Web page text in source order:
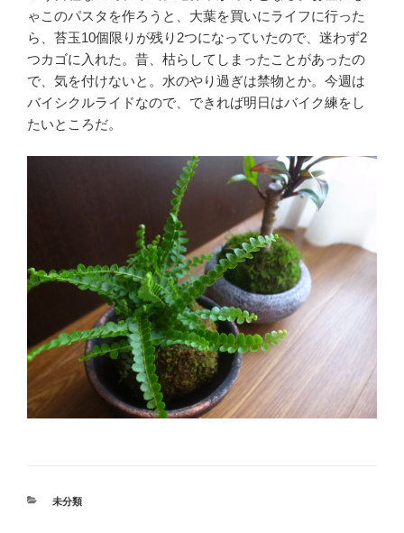
ゃこのパスタを作ろうと、大葉を買いにライフに行った
ら、苔玉10個限りが残り2つになっていたので、迷わず2
つカゴに入れた。昔、枯らしてしまったことがあったの
で、気を付けないと。水のやり過ぎは禁物とか。今週は
バイシクルライドなので、できれば明日はバイク練をし
たいところだ。
カ
未分類